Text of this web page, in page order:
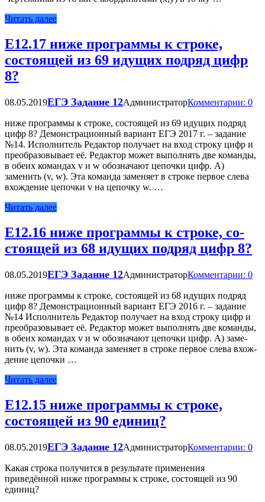
Читать далее
Е12.17 ниже программы к строке,
состоящей из 69 идущих подряд цифр
8?
08.05.2019ЕГЭ Задание 12АдминистраторКомментарии: 0
ниже программы к строке, состоящей из 69 идущих подряд
цифр 8? Демонстрационный вариант ЕГЭ 2017 г. – задание
№14. Исполнитель Редактор получает на вход строку цифр и
преобразовывает её. Редактор может выполнять две команды,
в обеих командах v и w обозначают цепочки цифр. А)
заменить (v, w). Эта команда заменяет в строке первое слева
вхождение цепочки v на цепочку w. …
Читать далее
Е12.16 ниже про­грам­мы к стро­ке, со­
сто­я­щей из 68 иду­щих под­ряд цифр 8?
08.05.2019ЕГЭ Задание 12АдминистраторКомментарии: 0
ниже про­грам­мы к стро­ке, со­сто­я­щей из 68 иду­щих под­ряд
цифр 8? Демонстрационный вариант ЕГЭ 2016 г. – задание
№14 Ис­пол­ни­тель Ре­дак­тор по­лу­ча­ет на вход стро­ку цифр и
пре­об­ра­зо­вы­ва­ет её. Ре­дак­тор может вы­пол­нять две ко­ман­ды,
в обеих ко­ман­дах v и w обо­зна­ча­ют це­поч­ки цифр. А) за­ме­
нить (v, w). Эта ко­ман­да за­ме­ня­ет в стро­ке пер­вое слева вхож­
де­ние це­поч­ки …
Читать далее
Е12.15 ниже программы к строке,
состоящей из 90 единиц?
08.05.2019ЕГЭ Задание 12АдминистраторКомментарии: 0
Какая строка получится в результате применения
приведённой ниже программы к строке, состоящей из 90
единиц?